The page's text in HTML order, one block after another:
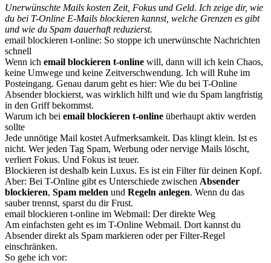
Unerwünschte Mails kosten Zeit, Fokus und Geld. Ich zeige dir, wie
du bei T-Online E-Mails blockieren kannst, welche Grenzen es gibt
und wie du Spam dauerhaft reduzierst.
email blockieren t-online: So stoppe ich unerwünschte Nachrichten
schnell
Wenn ich email blockieren t-online will, dann will ich kein Chaos,
keine Umwege und keine Zeitverschwendung. Ich will Ruhe im
Posteingang. Genau darum geht es hier: Wie du bei T-Online
Absender blockierst, was wirklich hilft und wie du Spam langfristig
in den Griff bekommst.
Warum ich bei email blockieren t-online überhaupt aktiv werden
sollte
Jede unnötige Mail kostet Aufmerksamkeit. Das klingt klein. Ist es
nicht. Wer jeden Tag Spam, Werbung oder nervige Mails löscht,
verliert Fokus. Und Fokus ist teuer.
Blockieren ist deshalb kein Luxus. Es ist ein Filter für deinen Kopf.
Aber: Bei T-Online gibt es Unterschiede zwischen Absender
blockieren, Spam melden und Regeln anlegen. Wenn du das
sauber trennst, sparst du dir Frust.
email blockieren t-online im Webmail: Der direkte Weg
Am einfachsten geht es im T-Online Webmail. Dort kannst du
Absender direkt als Spam markieren oder per Filter-Regel
einschränken.
So gehe ich vor: